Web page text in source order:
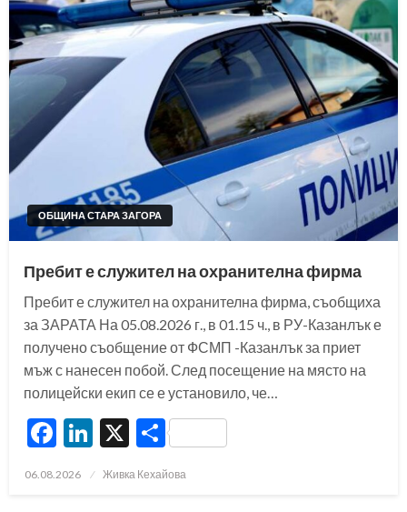
ОБЩИНА СТАРА ЗАГОРА
Пребит е служител на охранителна фирма
Пребит е служител на охранителна фирма, съобщиха
за ЗАРАТА На 05.08.2026 г., в 01.15 ч., в РУ-Казанлък е
получено съобщение от ФСМП -Казанлък за приет
мъж с нанесен побой. След посещение на място на
полицейски екип се е установило, че…
Facebook
LinkedIn
X Share
Posted
06.08.2026 Живка Кехайова